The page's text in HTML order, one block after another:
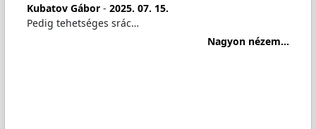
Kubatov Gábor- 2025. 07. 15.
Pedig tehetséges srác…
Nagyon nézem...